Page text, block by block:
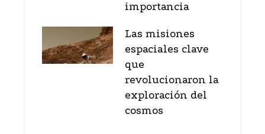
importancia
Las misiones
espaciales clave
que
revolucionaron la
exploración del
cosmos